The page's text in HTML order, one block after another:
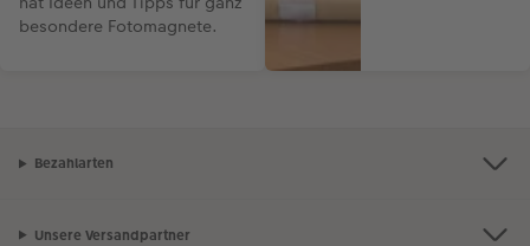
besondere Fotomagnete.
Bezahlarten
Unsere Versandpartner